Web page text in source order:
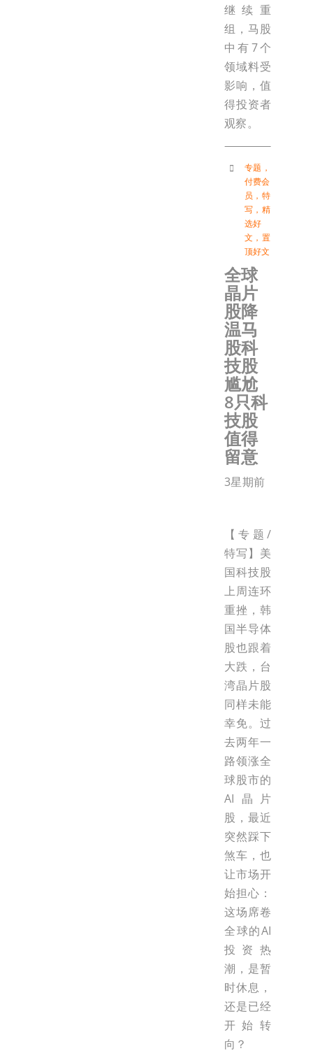
继续重
组，马股
中有7个
领域料受
影响，值
得投资者
观察。
专题 ，
付费会
员 ， 特
写 ， 精
选好
文 ， 置
顶好文
全球
晶片
股降
温马
股科
技股
尴尬
8只科
技股
值得
留意
3星期前
【专题/
特写】美
国科技股
上周连环
重挫，韩
国半导体
股也跟着
大跌，台
湾晶片股
同样未能
幸免。过
去两年一
路领涨全
球股市的
AI晶片
股，最近
突然踩下
煞车，也
让市场开
始担心：
这场席卷
全球的AI
投资热
潮，是暂
时休息，
还是已经
开始转
向？